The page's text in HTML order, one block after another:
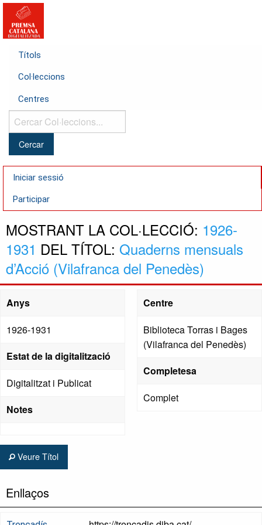
Títols
Col·leccions
Centres
Cercar
Col·leccions...
Iniciar sessió
Participar
MOSTRANT LA COL·LECCIÓ: 1926-
1931 DEL TÍTOL: Quaderns mensuals
d’Acció (Vilafranca del Penedès)
Anys
1926-1931
Estat de la digitalització
Digitalitzat i Publicat
Notes
Centre
Biblioteca Torras i Bages
(Vilafranca del Penedès)
Completesa
Complet
Veure Títol
Enllaços